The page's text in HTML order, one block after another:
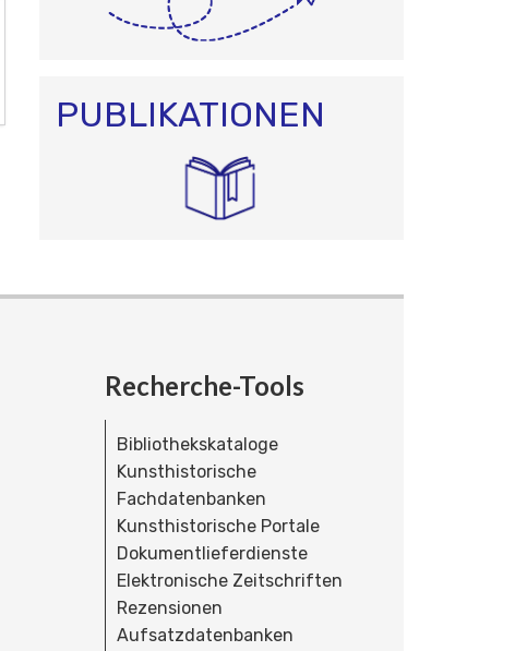
PUBLIKATIONEN
Recherche-Tools
Bibliothekskataloge
Kunsthistorische
Fachdatenbanken
Kunsthistorische Portale
Dokumentlieferdienste
Elektronische Zeitschriften
Rezensionen
Aufsatzdatenbanken